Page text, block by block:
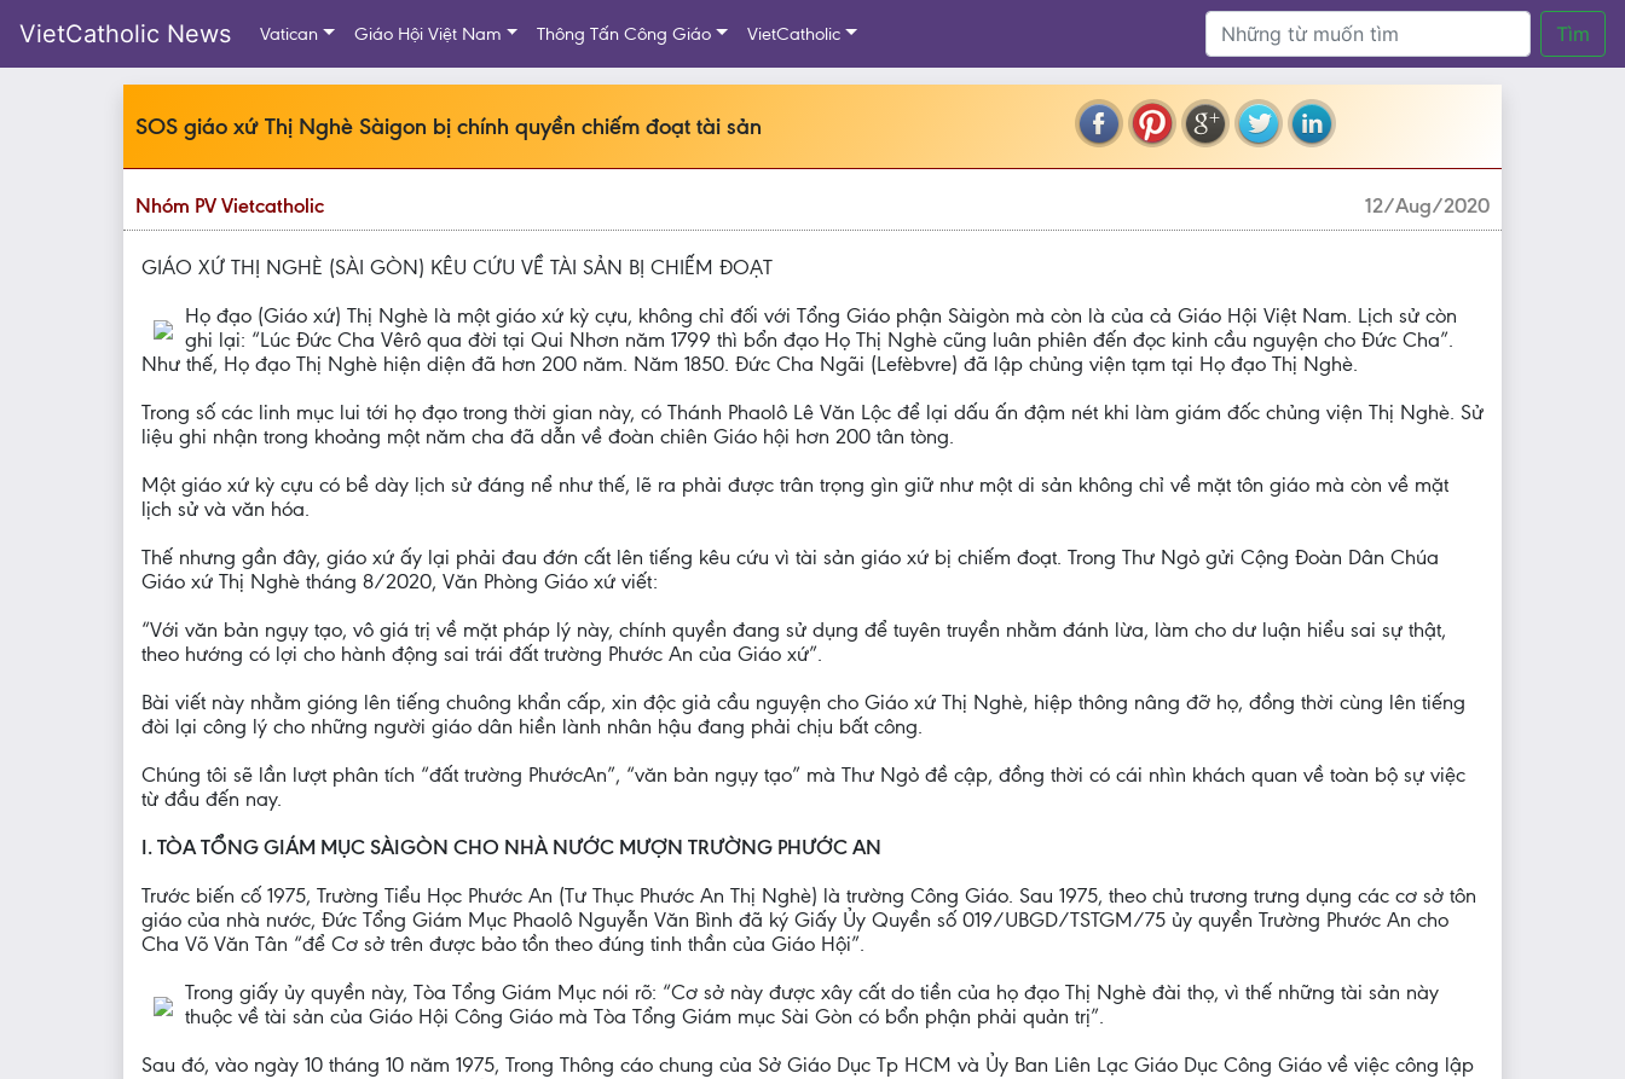
VietCatholic News Vatican Giáo Hội Việt Nam Thông Tấn Công Giáo VietCatholic Tìm
SOS giáo xứ Thị Nghè Sàigon bị chính quyền chiếm đoạt tài sản
Nhóm PV Vietcatholic 12/Aug/2020
GIÁO XỨ THỊ NGHÈ (SÀI GÒN) KÊU CỨU VỀ TÀI SẢN BỊ CHIẾM ĐOẠT
Họ đạo (Giáo xứ) Thị Nghè là một giáo xứ kỳ cựu, không chỉ đối với Tổng Giáo phận Sàigòn mà còn là của cả Giáo Hội Việt Nam. Lịch sử còn
ghi lại: “Lúc Đức Cha Vêrô qua đời tại Qui Nhơn năm 1799 thì bổn đạo Họ Thị Nghè cũng luân phiên đến đọc kinh cầu nguyện cho Đức Cha”.
Như thế, Họ đạo Thị Nghè hiện diện đã hơn 200 năm. Năm 1850. Đức Cha Ngãi (Lefèbvre) đã lập chủng viện tạm tại Họ đạo Thị Nghè.
Trong số các linh mục lui tới họ đạo trong thời gian này, có Thánh Phaolô Lê Văn Lộc để lại dấu ấn đậm nét khi làm giám đốc chủng viện Thị Nghè. Sử
liệu ghi nhận trong khoảng một năm cha đã dẫn về đoàn chiên Giáo hội hơn 200 tân tòng.
Một giáo xứ kỳ cựu có bề dày lịch sử đáng nể như thế, lẽ ra phải được trân trọng gìn giữ như một di sản không chỉ về mặt tôn giáo mà còn về mặt
lịch sử và văn hóa.
Thế nhưng gần đây, giáo xứ ấy lại phải đau đớn cất lên tiếng kêu cứu vì tài sản giáo xứ bị chiếm đoạt. Trong Thư Ngỏ gửi Cộng Đoàn Dân Chúa
Giáo xứ Thị Nghè tháng 8/2020, Văn Phòng Giáo xứ viết:
“Với văn bản ngụy tạo, vô giá trị về mặt pháp lý này, chính quyền đang sử dụng để tuyên truyền nhằm đánh lừa, làm cho dư luận hiểu sai sự thật,
theo hướng có lợi cho hành động sai trái đất trường Phước An của Giáo xứ”.
Bài viết này nhằm gióng lên tiếng chuông khẩn cấp, xin độc giả cầu nguyện cho Giáo xứ Thị Nghè, hiệp thông nâng đỡ họ, đồng thời cùng lên tiếng
đòi lại công lý cho những người giáo dân hiền lành nhân hậu đang phải chịu bất công.
Chúng tôi sẽ lần lượt phân tích “đất trường PhướcAn”, “văn bản ngụy tạo” mà Thư Ngỏ đề cập, đồng thời có cái nhìn khách quan về toàn bộ sự việc
từ đầu đến nay.
I. TÒA TỔNG GIÁM MỤC SÀIGÒN CHO NHÀ NƯỚC MƯỢN TRƯỜNG PHƯỚC AN
Trước biến cố 1975, Trường Tiểu Học Phước An (Tư Thục Phước An Thị Nghè) là trường Công Giáo. Sau 1975, theo chủ trương trưng dụng các cơ sở tôn
giáo của nhà nước, Đức Tổng Giám Mục Phaolô Nguyễn Văn Bình đã ký Giấy Ủy Quyền số 019/UBGD/TSTGM/75 ủy quyền Trường Phước An cho
Cha Võ Văn Tân “để Cơ sở trên được bảo tồn theo đúng tinh thần của Giáo Hội”.
Trong giấy ủy quyền này, Tòa Tổng Giám Mục nói rõ: “Cơ sở này được xây cất do tiền của họ đạo Thị Nghè đài thọ, vì thế những tài sản này
thuộc về tài sản của Giáo Hội Công Giáo mà Tòa Tổng Giám mục Sài Gòn có bổn phận phải quản trị”.
Sau đó, vào ngày 10 tháng 10 năm 1975, Trong Thông cáo chung của Sở Giáo Dục Tp HCM và Ủy Ban Liên Lạc Giáo Dục Công Giáo về việc công lập